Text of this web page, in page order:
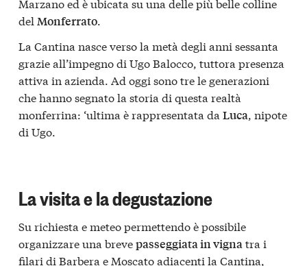
del Monferrato.
La Cantina nasce verso la metà degli anni sessanta
grazie all’impegno di Ugo Balocco, tuttora presenza
attiva in azienda. Ad oggi sono tre le generazioni
che hanno segnato la storia di questa realtà
monferrina: ‘ultima è rappresentata da Luca, nipote
di Ugo.
La visita e la degustazione
Su richiesta e meteo permettendo è possibile
organizzare una brevepasseggiata in vignatra i
filari di Barbera e Moscato adiacenti la Cantina,